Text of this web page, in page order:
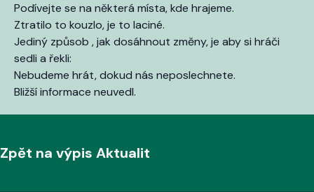
Podívejte se na některá místa, kde hrajeme.
Ztratilo to kouzlo, je to laciné.
Jediný způsob , jak dosáhnout změny, je aby si hráči
sedli a řekli:
Nebudeme hrát, dokud nás neposlechnete.
Bližší informace neuvedl.
Zpět na výpis Aktualit